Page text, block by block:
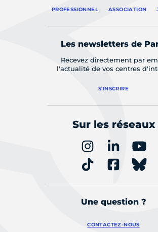
PROFESSIONNEL ASSOCIATION
Les newsletters de
Recevez directement par
l'actualité de vos centres
S'INSCRIRE
Sur les réseaux
Une question ?
CONTACTEZ-NOUS